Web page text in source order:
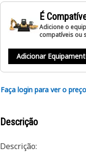
É
Adicione o
compatíveis ou
Adicionar
Faça login para ver o
Descrição
Descrição: